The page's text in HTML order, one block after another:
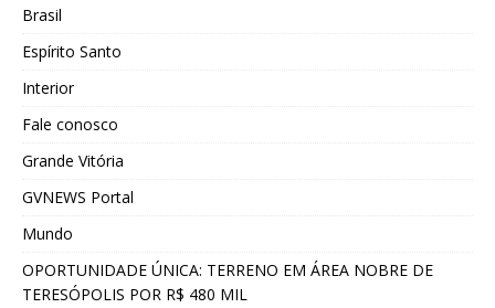
Brasil
Espírito Santo
Interior
Fale conosco
Grande Vitória
GVNEWS Portal
Mundo
OPORTUNIDADE ÚNICA: TERRENO EM ÁREA NOBRE DE
TERESÓPOLIS POR R$ 480 MIL